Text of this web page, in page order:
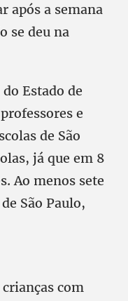
após a semana
se deu na
Estado de
e
de São
já que em 8
Ao menos sete
São Paulo,
com